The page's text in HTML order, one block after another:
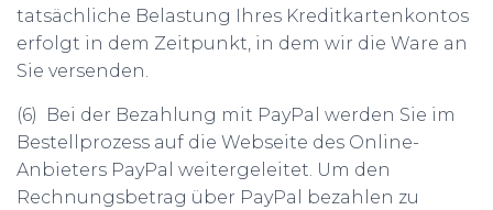
tatsächliche Belastung Ihres Kreditkartenkontos
erfolgt in dem Zeitpunkt, in dem wir die Ware an
Sie versenden.
(6) Bei der Bezahlung mit PayPal werden Sie im
Bestellprozess auf die Webseite des Online-
Anbieters PayPal weitergeleitet. Um den
Rechnungsbetrag über PayPal bezahlen zu